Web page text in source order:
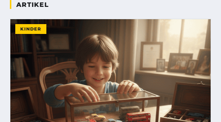
ARTIKEL
KINDER